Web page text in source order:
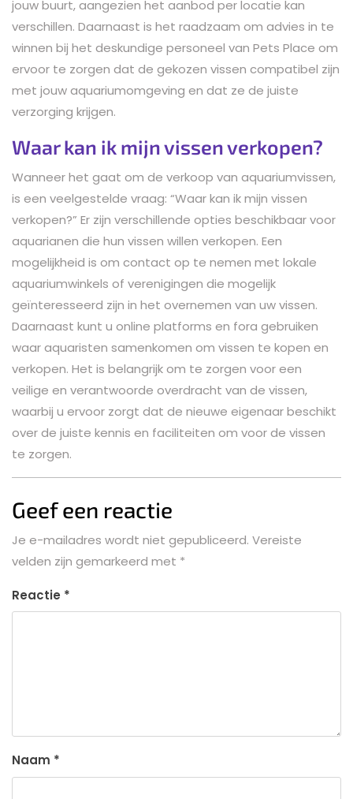
jouw buurt, aangezien het aanbod per locatie kan
verschillen. Daarnaast is het raadzaam om advies in te
winnen bij het deskundige personeel van Pets Place om
ervoor te zorgen dat de gekozen vissen compatibel zijn
met jouw aquariumomgeving en dat ze de juiste
verzorging krijgen.
Waar kan ik mijn vissen verkopen?
Wanneer het gaat om de verkoop van aquariumvissen,
is een veelgestelde vraag: “Waar kan ik mijn vissen
verkopen?” Er zijn verschillende opties beschikbaar voor
aquarianen die hun vissen willen verkopen. Een
mogelijkheid is om contact op te nemen met lokale
aquariumwinkels of verenigingen die mogelijk
geïnteresseerd zijn in het overnemen van uw vissen.
Daarnaast kunt u online platforms en fora gebruiken
waar aquaristen samenkomen om vissen te kopen en
verkopen. Het is belangrijk om te zorgen voor een
veilige en verantwoorde overdracht van de vissen,
waarbij u ervoor zorgt dat de nieuwe eigenaar beschikt
over de juiste kennis en faciliteiten om voor de vissen
te zorgen.
Geef een reactie
Je e-mailadres wordt niet gepubliceerd. Vereiste
velden zijn gemarkeerd met *
Reactie *
Naam *